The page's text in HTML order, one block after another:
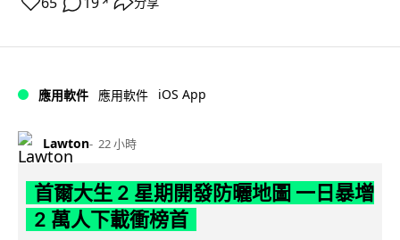
應用軟件 應用軟件 iOS App
Lawton 22 小時
首爾大生 2 星期開發防曬地圖 一日暴增
2 萬人下載衝榜首